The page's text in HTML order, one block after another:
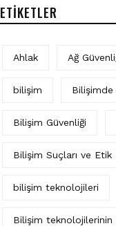
ETIKETLER
Ahlak Ağ
bilişim
Bilişim Güvenliği
Bilişim Suçları ve Etik
bilişim teknolojileri
Bilişim